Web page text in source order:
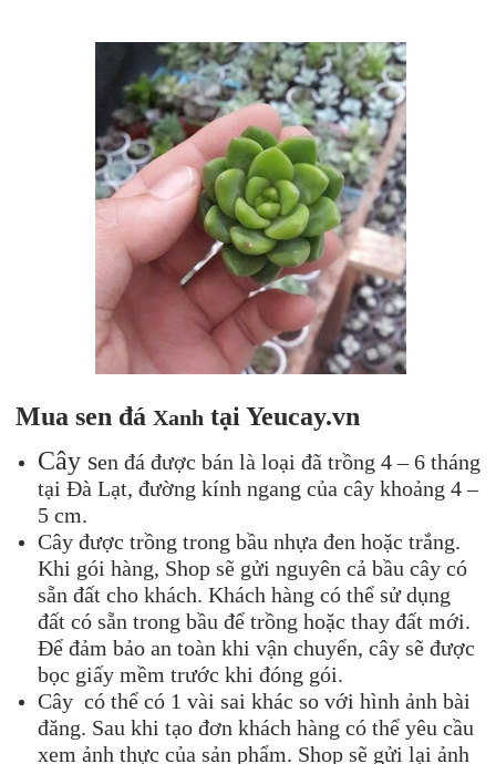
Mua sen đá Xanh tại Yeucay.vn
Cây sen đá được bán là loại đã trồng 4 – 6 tháng
tại Đà Lạt, đường kính ngang của cây khoảng 4 –
5 cm.
Cây được trồng trong bầu nhựa đen hoặc trắng.
Khi gói hàng, Shop sẽ gửi nguyên cả bầu cây có
sẵn đất cho khách. Khách hàng có thể sử dụng
đất có sẵn trong bầu để trồng hoặc thay đất mới.
Để đảm bảo an toàn khi vận chuyển, cây sẽ được
bọc giấy mềm trước khi đóng gói.
Cây có thể có 1 vài sai khác so với hình ảnh bài
đăng. Sau khi tạo đơn khách hàng có thể yêu cầu
xem ảnh thực của sản phẩm. Shop sẽ gửi lại ảnh